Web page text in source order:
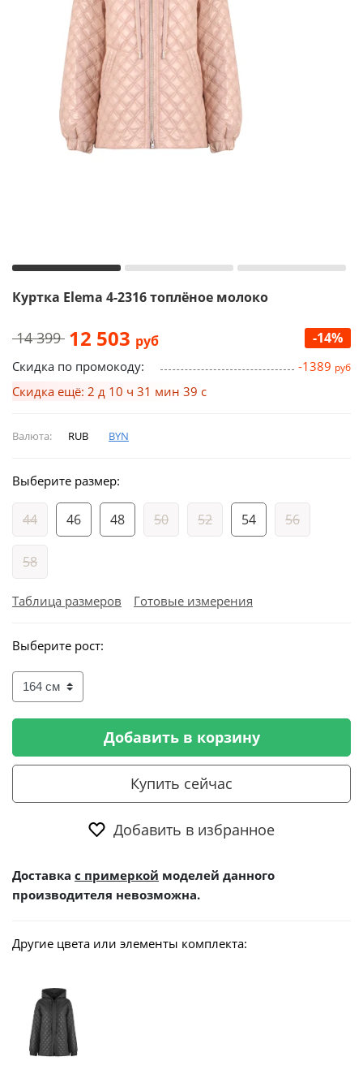
Куртка Elema 4-2316 топлёное молоко
14 399 12 503 руб -14%
Скидка по промокоду: -1389 руб
Скидка ещё: 2 д 10 ч 31 мин 38 с
Валюта: RUB BYN
Выберите размер:
44 46 48 50 52 54 56
58
Таблица размеров Готовые измерения
Выберите рост:
Добавить в корзину
Купить сейчас
Добавить в избранное
Доставка с примеркой моделей данного
производителя невозможна.
Другие цвета или элементы комплекта: